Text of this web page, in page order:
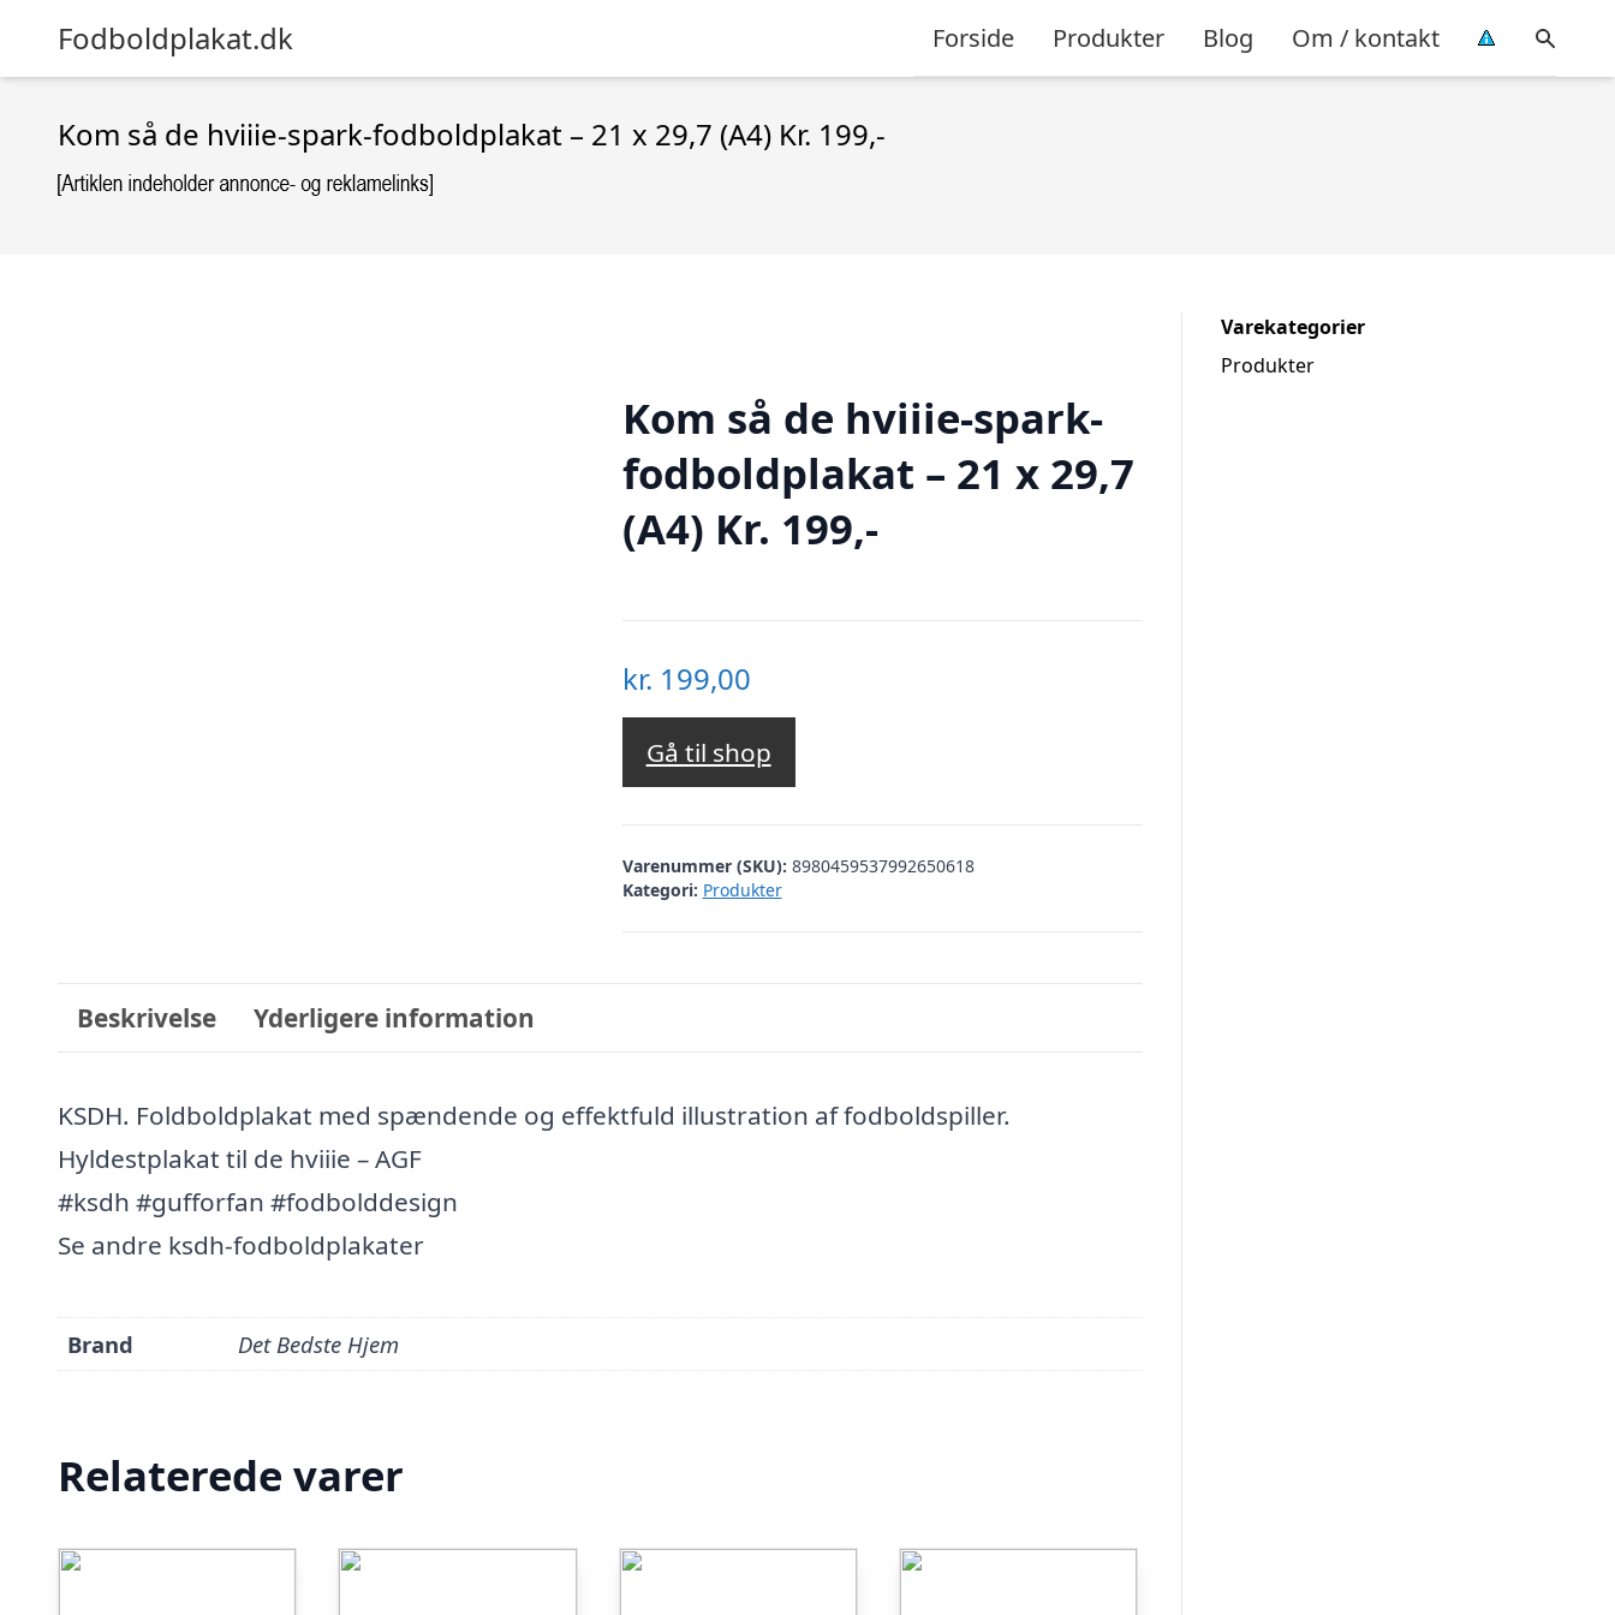
Fodboldplakat.dk Forside Produkter Blog Om / kontakt
Kom så de hviiie-spark-fodboldplakat – 21 x 29,7 (A4) Kr. 199,-
Kom så de hviiie-spark-
fodboldplakat – 21 x 29,7
(A4) Kr. 199,-
kr. 199,00
Gå til shop
Varenummer (SKU): 8980459537992650618
Kategori: Produkter
Beskrivelse Yderligere information
KSDH. Foldboldplakat med spændende og effektfuld illustration af fodboldspiller.
Hyldestplakat til de hviiie – AGF
#ksdh #gufforfan #fodbolddesign
Se andre ksdh-fodboldplakater
Brand Det Bedste Hjem
Relaterede varer
Varekategorier
Produkter